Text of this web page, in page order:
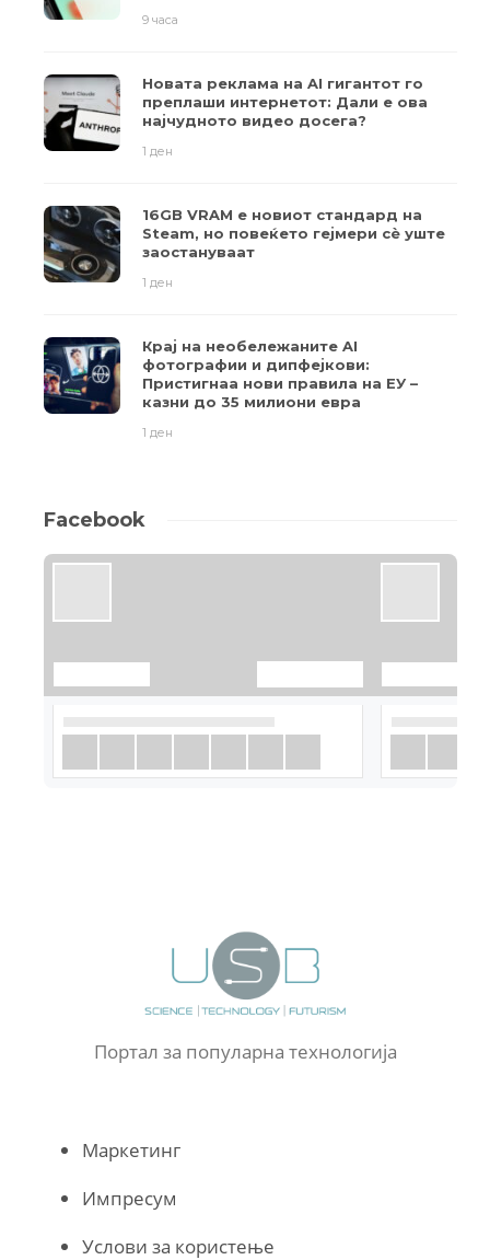
9 часа
Новата реклама на AI гигантот го
преплаши интернетот: Дали е ова
најчудното видео досега?
1 ден
16GB VRAM е новиот стандард на
Steam, но повеќето гејмери ​​сè уште
заостануваат
1 ден
Крај на необележаните AI
фотографии и дипфејкови:
Пристигнаа нови правила на ЕУ –
казни до 35 милиони евра
1 ден
Facebook
Портал за популарна технологија
Маркетинг
Импресум
Услови за користење